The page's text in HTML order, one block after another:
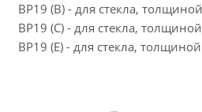
BP19 (B) - для стекла,
BP19 (С) - для стекла,
BP19 (E) - для стекла,